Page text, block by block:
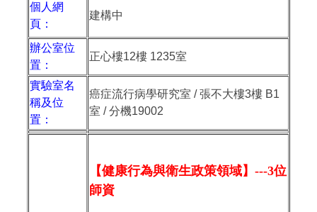
個人網
頁：
建構中
辦公室位
置：
正心樓12樓 1235室
實驗室名
稱及位
置：
癌症流行病學研究室 / 張不大樓3樓 B1
室 / 分機19002
【健康行為與衛生政策領域】---3位
師資